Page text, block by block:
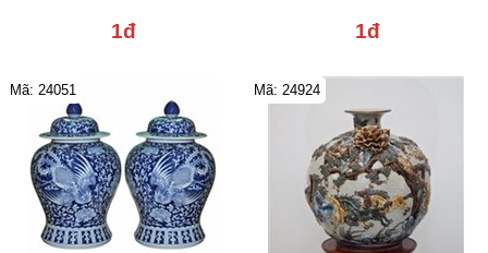
1đ 1đ
Mã: 24051 Mã: 24924